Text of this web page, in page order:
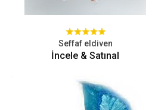
Seffaf eldiven
İncele & Satınal